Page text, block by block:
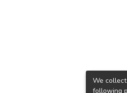
We
following